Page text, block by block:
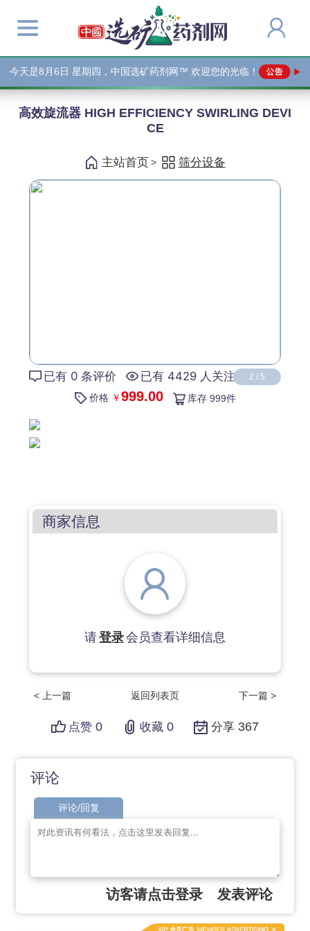
今天是8月6日 星期四，中国选矿药剂网™ 欢迎您的光临！
高效旋流器 HIGH EFFICIENCY SWIRLING DEVI
CE
主站首页 > 筛分设备
2 / 5
已有 0 条评价 已有 4429 人关注
价格 ￥999.00 库存 999件
商家信息
请登录会员查看详细信息
< 上一篇 返回列表页 下一篇 >
点赞 0 收藏 0 分享 367
评论
评论/回复
访客请点击登录 发表评论